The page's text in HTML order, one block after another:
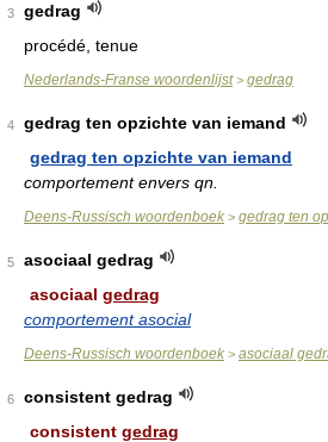
3
gedrag
procédé, tenue
Nederlands-Franse woordenlijst> gedrag
4
gedrag ten opzichte van iemand
gedrag ten opzichte van iemand
comportement envers qn.
Deens-Russisch woordenboek > gedrag ten
5
asociaal gedrag
asociaal gedrag
comportement asocial
Deens-Russisch woordenboek > asociaal
6
consistent gedrag
consistent gedrag